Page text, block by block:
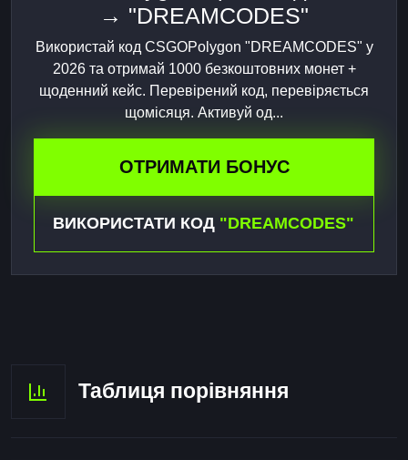
→ "DREAMCODES"
Використай код CSGOPolygon "DREAMCODES" у
2026 та отримай 1000 безкоштовних монет +
щоденний кейс. Перевірений код, перевіряється
щомісяця. Активуй од...
ОТРИМАТИ БОНУС
ВИКОРИСТАТИ КОД "DREAMCODES"
Таблиця порівняння